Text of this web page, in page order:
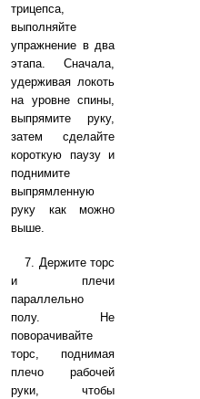
трицепса,
выполняйте
упражнение в два
этапа. Сначала,
удерживая локоть
на уровне спины,
выпрямите руку,
затем сделайте
короткую паузу и
поднимите
выпрямленную
руку как можно
выше.
7. Держите торс
и плечи
параллельно
полу. Не
поворачивайте
торс, поднимая
плечо рабочей
руки, чтобы